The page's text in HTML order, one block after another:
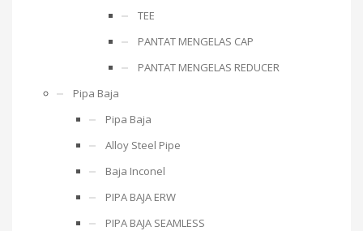
TEE
PANTAT MENGELAS CAP
PANTAT MENGELAS REDUCER
Pipa Baja
Pipa Baja
Alloy Steel Pipe
Baja Inconel
PIPA BAJA ERW
PIPA BAJA SEAMLESS